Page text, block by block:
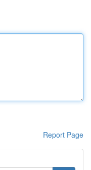
Report Page